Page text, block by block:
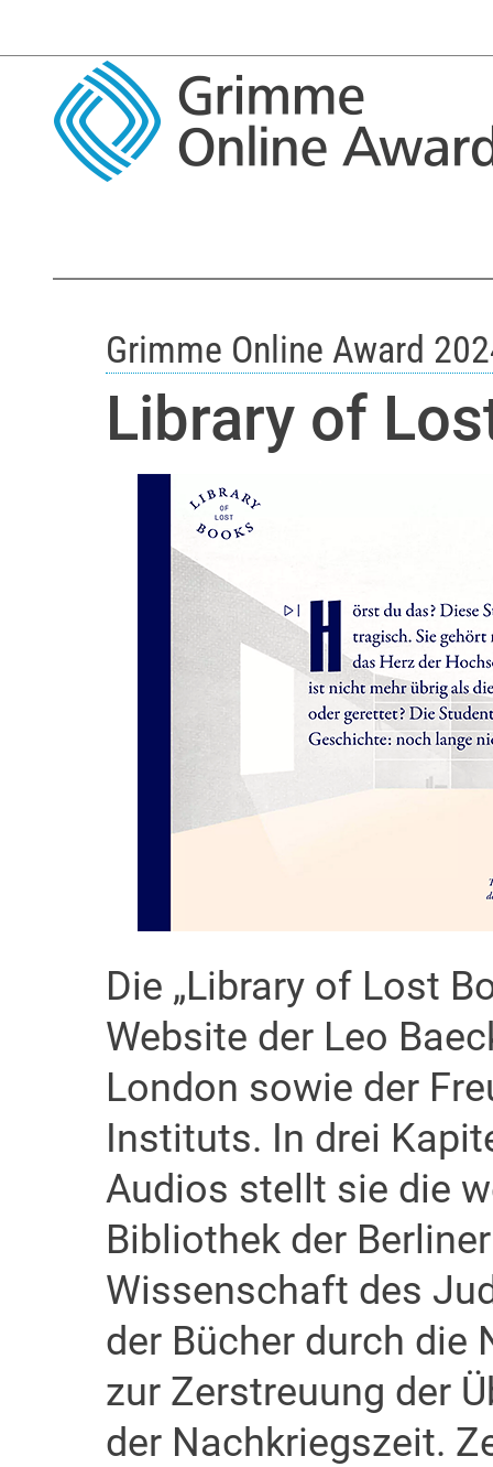
Grimme Online Award
Library of
Die „Library of Lost
Website der Leo
London sowie der
Instituts. In drei
Audios stellt sie die
Bibliothek der
Wissenschaft des
der Bücher durch
zur Zerstreuung der
der Nachkriegszeit.